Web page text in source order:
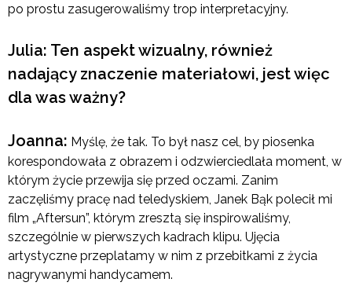
po prostu zasugerowaliśmy trop interpretacyjny.
Julia: Ten aspekt wizualny, również
nadający znaczenie materiałowi, jest więc
dla was ważny?
Joanna: Myślę, że tak. To był nasz cel, by piosenka
korespondowała z obrazem i odzwierciedlała moment, w
którym życie przewija się przed oczami. Zanim
zaczęliśmy pracę nad teledyskiem, Janek Bąk polecił mi
film „Aftersun”, którym zresztą się inspirowaliśmy,
szczególnie w pierwszych kadrach klipu. Ujęcia
artystyczne przeplatamy w nim z przebitkami z życia
nagrywanymi handycamem.